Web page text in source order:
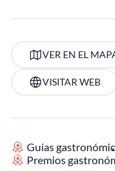
VER EN EL
VISITAR WEB
Guías
Premios